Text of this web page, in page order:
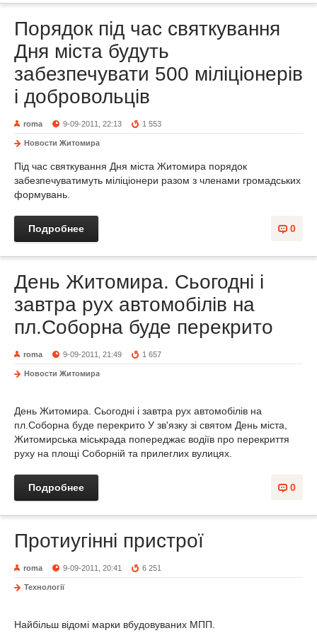
Порядок під час святкування
Дня міста будуть
забезпечувати 500 міліціонерів
і добровольців
roma 9-09-2011, 22:13 1 553
Новости Житомира
Під час святкування Дня міста Житомира порядок
забезпечуватимуть міліціонери разом з членами громадських
формувань.
0
Подробнее
День Житомира. Сьогодні і
завтра рух автомобілів на
пл.Соборна буде перекрито
roma 9-09-2011, 21:49 1 657
Новости Житомира
День Житомира. Сьогодні і завтра рух автомобілів на
пл.Соборна буде перекрито У зв'язку зі святом День міста,
Житомирська міськрада попереджає водіїв про перекриття
руху на площі Соборній та прилеглих вулицях.
0
Подробнее
Протиугінні пристрої
roma 9-09-2011, 20:41 6 251
Технології
Найбільш відомі марки вбудовуваних МПП.